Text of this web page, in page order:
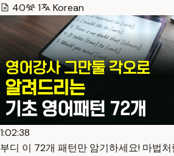
40
1 Korean
1:02:38
부디 이 72개 패턴만 암기하세요! 마법